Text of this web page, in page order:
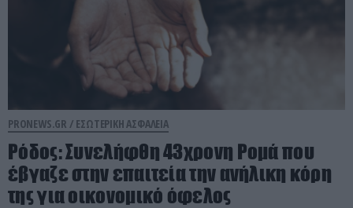
PRONEWS.GR / ΕΣΩΤΕΡΙΚΗ ΑΣΦΑΛΕΙΑ
Ρόδος: Συνελήφθη 43χρονη Ρομά που
έβγαζε στην επαιτεία την ανήλικη κόρη
της για οικονομικό όφελος